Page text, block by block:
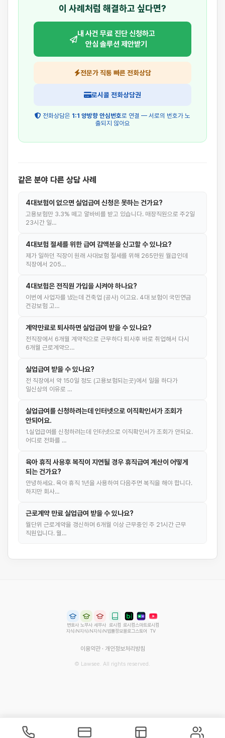
이 사례처럼 해결하고 싶다면?
내 사건 무료 진단 신청하고
안심 솔루션 제안받기
전문가 직통 빠른 전화상담
로시콜 전화상담권
전화상담은 1:1 양방향 안심번호로 연결 — 서로의 번호가 노
출되지 않아요
같은 분야 다른 상담 사례
4대보험이 없으면 실업급여 신청은 못하는 건가요?
고용보험만 3.3% 떼고 알바비를 받고 있습니다. 매장직원으로 주2일
23시간 일…
4대보험 절세를 위한 급여 감액분을 신고할 수 있나요?
제가 일하던 직장이 원래 사대보험 절세를 위해 265만원 월급인데
직장에서 205…
4대보험은 전직원 가입을 시켜야 하나요?
이번에 사업자를 냈는데 건축업 (공사) 이고요. 4대 보험이 국민연금
건강보험 고…
계약만료로 퇴사하면 실업급여 받을 수 있나요?
전직장에서 6개월 계약직으로 근무하다 퇴사후 바로 취업해서 다시
6개월 근로계약으…
실업급여 받을 수 있나요?
전 직장에서 약 150일 정도 (고용보험되는곳)에서 일을 하다가
일신상의 이유로 …
실업급여를 신청하려는데 인터넷으로 이직확인서가 조회가
안되어요.
1.실업급여를 신청하려는데 인터넷으로 이직확인서가 조회가 안되요.
어디로 전화를 …
육아 휴직 사용후 복직이 지연될 경우 휴직급여 계산이 어떻게
되는 건가요?
안녕하세요. 육아 휴직 1년을 사용하여 다음주면 복직을 해야 합니다.
하지만 회사…
근로계약 만료 실업급여 받을 수 있나요?
월단위 근로계약을 갱신하며 6개월 이상 근무중인 주 21시간 근무
직원입니다. 월…
변호사
지식iN
노무사
지식iN
세무사
지식iN
로시컴
법률정보
로시컴
블로그
스마트
스토어
로시컴
TV
이용약관· 개인정보처리방침
© Lawsee. All rights reserved.